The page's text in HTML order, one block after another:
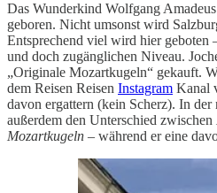
Das Wunderkind Wolfgang
geboren. Nicht umsonst wird
Entsprechend viel wird hier geboten
und doch zugänglichen Niveau.
„Originale Mozartkugeln“ gekauft.
dem Reisen Reisen Instagram Kanal
davon ergattern (kein Scherz). In der
außerdem den Unterschied zwischen
Mozartkugeln – während er eine